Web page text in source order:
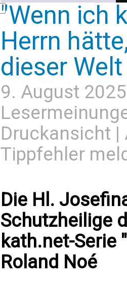
"Wenn ich
Herrn
dieser
9. August
Druckansicht |
Tippfehler
Die Hl.
Schutzheilige
kath.net-Serie
Roland Noé